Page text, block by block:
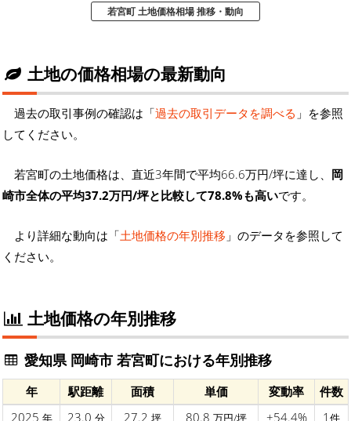
若宮町 土地価格相場 推移・動向
土地の価格相場の最新動向
過去の取引事例の確認は「過去の取引データを調べる 」を参照
してください。
若宮町の土地価格は、直近3年間で平均66.6万円/坪に達し、 岡
崎市全体の平均37.2万円/坪と比較して78.8%も高いです。
より詳細な動向は「土地価格の年別推移 」のデータを参照して
ください。
土地価格の年別推移
愛知県 岡崎市 若宮町における年別推移
年 駅距離 面積 単価 変動率
件数
2025 年 23.0 分 27.2 坪 80.8 万円/坪 +54.4% 1 件